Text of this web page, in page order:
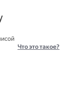
Что это такое?